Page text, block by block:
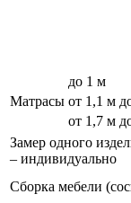
Матрасы
до 1 м
от 1,1 м
от 1,7 м
Замер одного
– индивидуально
Сборка мебели